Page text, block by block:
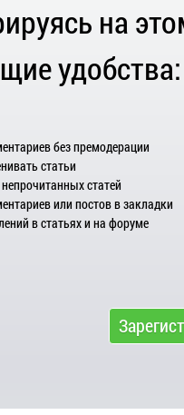
на
удобства:
без премодерации
статьи
статей
или постов в закладки
в статьях и на форуме